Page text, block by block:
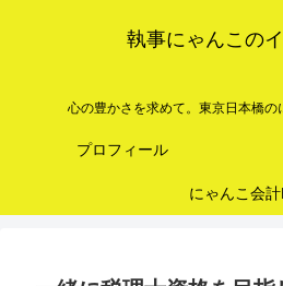
執事にゃんこの
心の豊かさを求めて。東京日本橋の
プロフィール
にゃんこ会